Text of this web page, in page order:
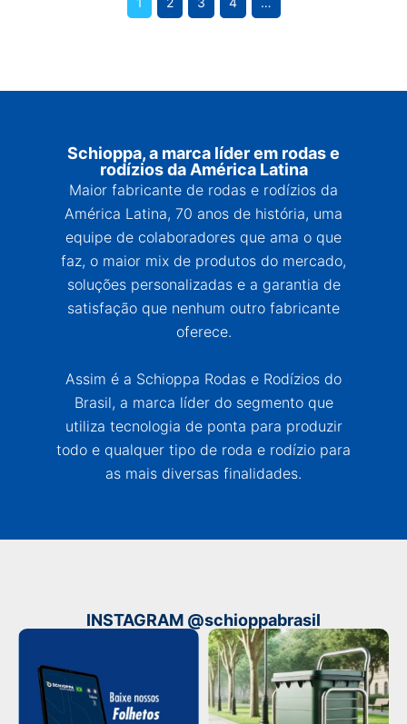
Schioppa, a marca líder em rodas e
rodízios da América Latina
Maior fabricante de rodas e rodízios da
América Latina, 70 anos de história, uma
equipe de colaboradores que ama o que
faz, o maior mix de produtos do mercado,
soluções personalizadas e a garantia de
satisfação que nenhum outro fabricante
oferece.
Assim é a Schioppa Rodas e Rodízios do
Brasil, a marca líder do segmento que
utiliza tecnologia de ponta para produzir
todo e qualquer tipo de roda e rodízio para
as mais diversas finalidades.
INSTAGRAM @schioppabrasil